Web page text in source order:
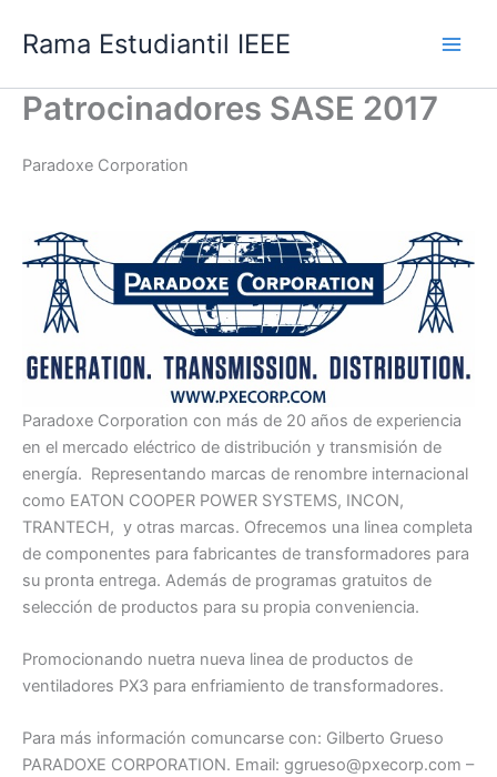
Rama Estudiantil IEEE
Patrocinadores SASE 2017
Paradoxe Corporation
Paradoxe Corporation con más de 20 años de experiencia
en el mercado eléctrico de distribución y transmisión de
energía. Representando marcas de renombre internacional
como EATON COOPER POWER SYSTEMS, INCON,
TRANTECH, y otras marcas. Ofrecemos una linea completa
de componentes para fabricantes de transformadores para
su pronta entrega. Además de programas gratuitos de
selección de productos para su propia conveniencia.
Promocionando nuetra nueva linea de productos de
ventiladores PX3 para enfriamiento de transformadores.
Para más información comuncarse con: Gilberto Grueso
PARADOXE CORPORATION. Email: ggrueso@pxecorp.com –